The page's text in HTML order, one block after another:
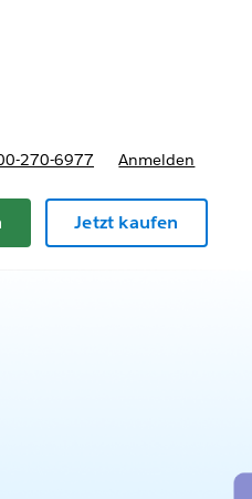
und Preise
270-6977 Anmelden
Jetzt kaufen